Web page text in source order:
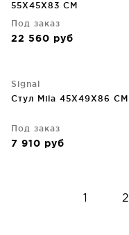
55X45X83 CM
Под заказ
22 560 руб
Signal
Стул Mila 45X49X86 CM
Под заказ
7 910 руб
2